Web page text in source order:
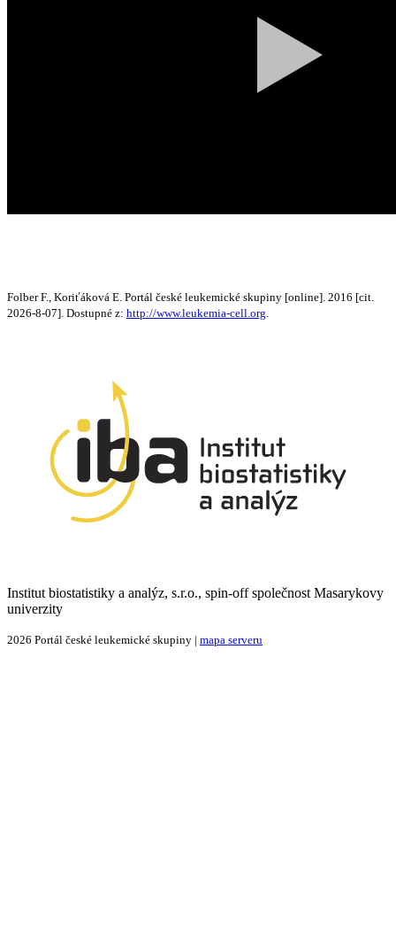
Folber F., Koriťáková E. Portál české leukemické skupiny [online]. 2016 [cit.
2026-8-07]. Dostupné z: http://www.leukemia-cell.org.
Institut biostatistiky a analýz, s.r.o., spin-off společnost Masarykovy
univerzity
2026 Portál české leukemické skupiny | mapa serveru